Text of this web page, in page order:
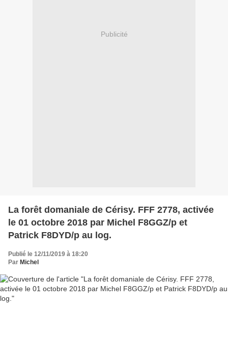
Publicité
La forêt domaniale de Cérisy. FFF 2778, activée
le 01 octobre 2018 par Michel F8GGZ/p et
Patrick F8DYD/p au log.
Publié le 12/11/2019 à 18:20
Par Michel